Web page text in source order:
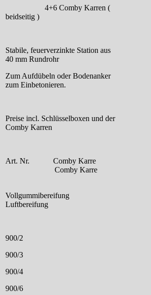
4+6 Comby Karren (
beidseitig )
Stabile, feuerverzinkte Station aus
40 mm Rundrohr
Zum Aufdübeln oder Bodenanker
zum Einbetonieren.
Preise incl. Schlüsselboxen und der
Comby Karren
Art. Nr. Comby Karre
Comby Karre
Vollgummibereifung
Luftbereifung
900/2
900/3
900/4
900/6